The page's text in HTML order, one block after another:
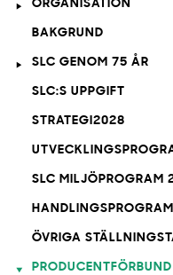
ORGANISATION
BAKGRUND
SLC GENOM 75 ÅR
SLC:S UPPGIFT
STRATEGI2028
SLC MILJÖPROGRAM
ÖVRIGA
PRODUCENTFÖRBUND